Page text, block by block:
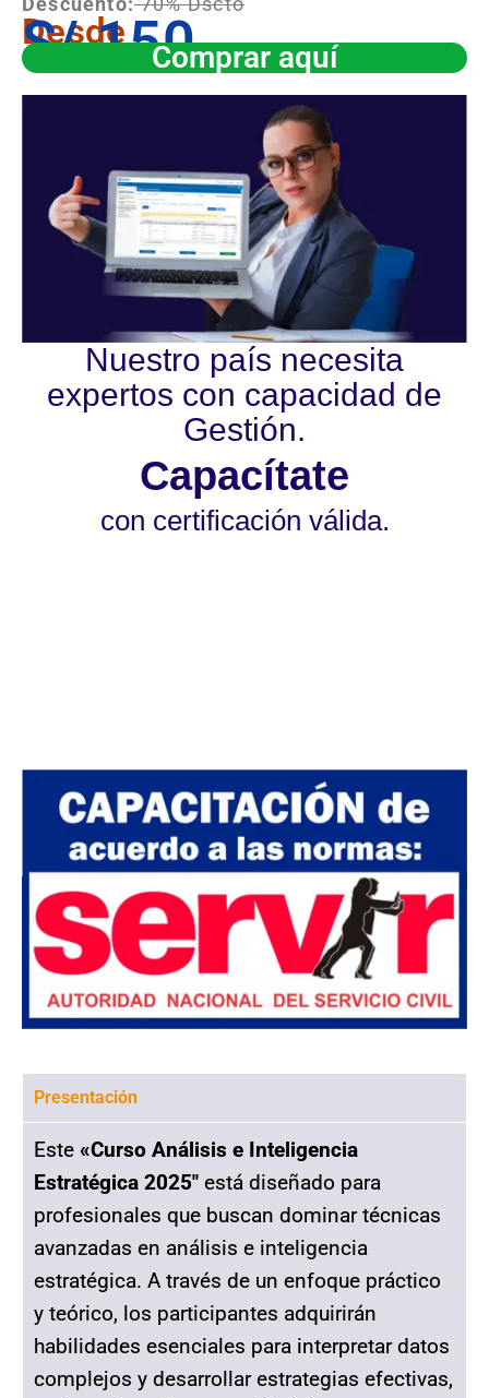
Desde
S/.150Comprar aquí
Nuestro país necesita
expertos con capacidad de
Gestión.
Capacítate
con certificación válida.
Presentación
Este «Curso Análisis e Inteligencia
Estratégica 2025″ está diseñado para
profesionales que buscan dominar técnicas
avanzadas en análisis e inteligencia
estratégica. A través de un enfoque práctico
y teórico, los participantes adquirirán
habilidades esenciales para interpretar datos
complejos y desarrollar estrategias efectivas,